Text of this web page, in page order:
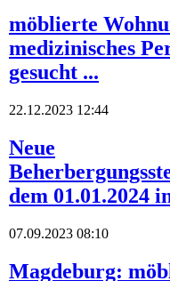
möblierte
medizinisches
gesucht ...
22.12.2023 12:44
Neue
dem 01.01.2024
07.09.2023 08:10
Magdeburg: